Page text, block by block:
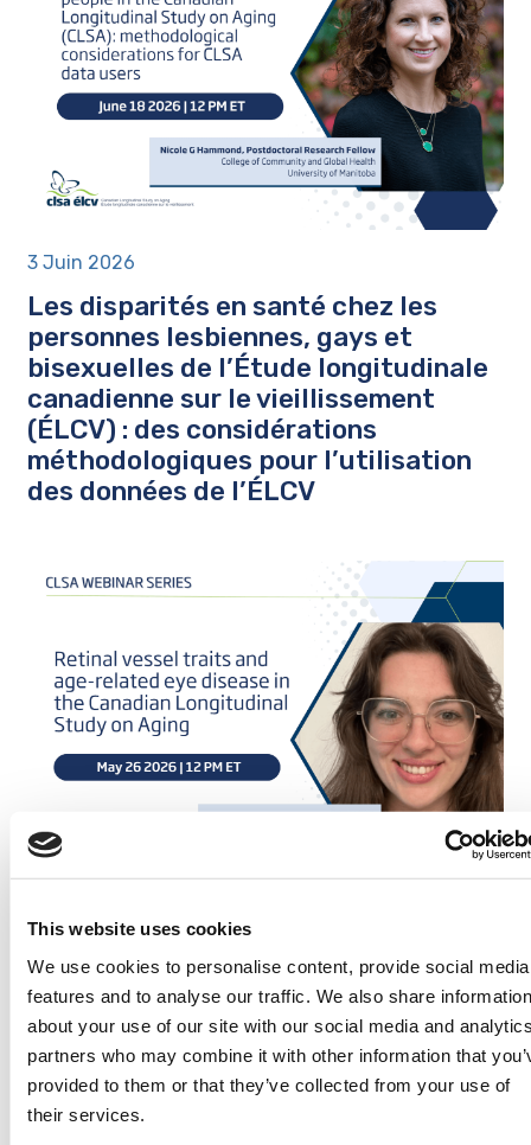
This website uses cookies
We use cookies to personalise content, provide social media
features and to analyse our traffic. We also share information
about your use of our site with our social media and
partners who may combine it with other information that
provided to them or that they’ve collected from your use of
their services.
3 Juin 2026
Les disparités en santé chez les
personnes lesbiennes, gays et
bisexuelles de l’Étude longitudinale
canadienne sur le vieillissement
(ÉLCV) : des considérations
méthodologiques pour l’utilisation
des données de l’ÉLCV
29 Avril 2026
Les caractéristiques des vaisseaux
rétiniens et les maladies oculaires
liées à l’âge dans l’Étude
longitudinale canadienne sur le
vieillissement